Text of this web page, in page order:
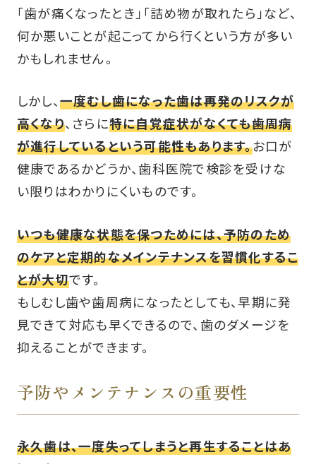
「歯が痛くなったとき」「詰め物が取れたら」など、
何か悪いことが起こってから行くという方が多い
かもしれません。
しかし、一度むし歯になった歯は再発のリスクが
高くなり、さらに特に自覚症状がなくても歯周病
が進行しているという可能性もあります。お口が
健康であるかどうか、歯科医院で検診を受けな
い限りはわかりにくいものです。
いつも健康な状態を保つためには、予防のため
のケアと定期的なメインテナンスを習慣化するこ
とが大切です。
もしむし歯や歯周病になったとしても、早期に発
見できて対応も早くできるので、歯のダメージを
抑えることができます。
予防やメンテナンスの重要性
永久歯は、一度失ってしまうと再生することはあ